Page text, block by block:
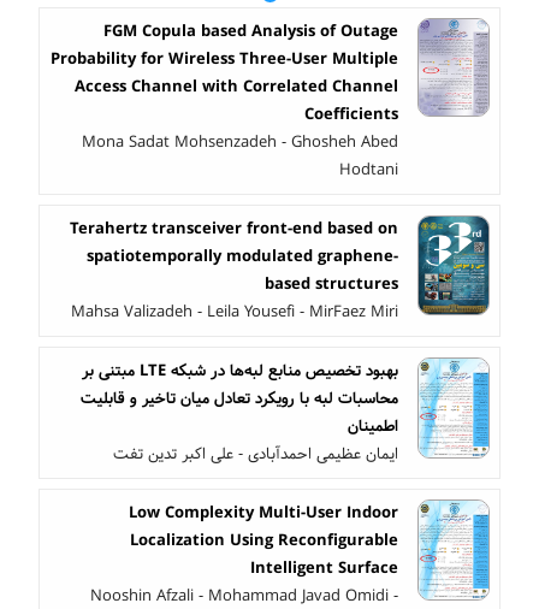
FGM Copula based Analysis of Outage
Probability for Wireless Three-User Multiple
Access Channel with Correlated Channel
Coefficients
Mona Sadat Mohsenzadeh - Ghosheh Abed
Hodtani
Terahertz transceiver front-end based on
spatiotemporally modulated graphene-
based structures
Mahsa Valizadeh - Leila Yousefi - MirFaez Miri
بهبود تخصیص منابع لبه‌ها در شبکه LTE مبتنی بر
محاسبات لبه با رویکرد تعادل میان تاخیر و قابلیت
اطمینان
ایمان عظیمی احمدآبادی - علی اکبر تدین تفت
Low Complexity Multi-User Indoor
Localization Using Reconfigurable
Intelligent Surface
Nooshin Afzali - Mohammad Javad Omidi -